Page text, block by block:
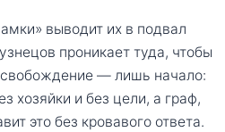
выводит их в подвал
проникает туда, чтобы
— лишь начало:
хозяйки и без цели, а граф,
это без кровавого ответа.